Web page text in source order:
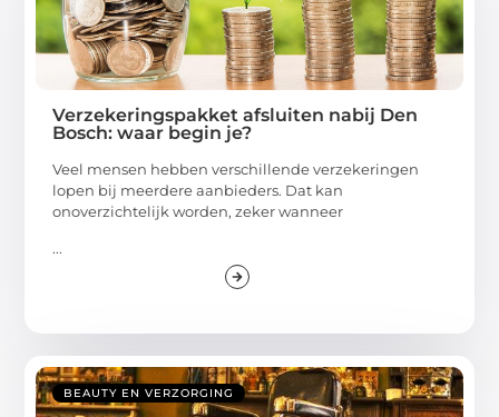
Verzekeringspakket afsluiten nabij Den
Bosch: waar begin je?
Veel mensen hebben verschillende verzekeringen
lopen bij meerdere aanbieders. Dat kan
onoverzichtelijk worden, zeker wanneer
...
BEAUTY EN VERZORGING